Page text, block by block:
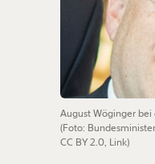
August Wöginger
(Foto:
CC BY 2.0, Link)